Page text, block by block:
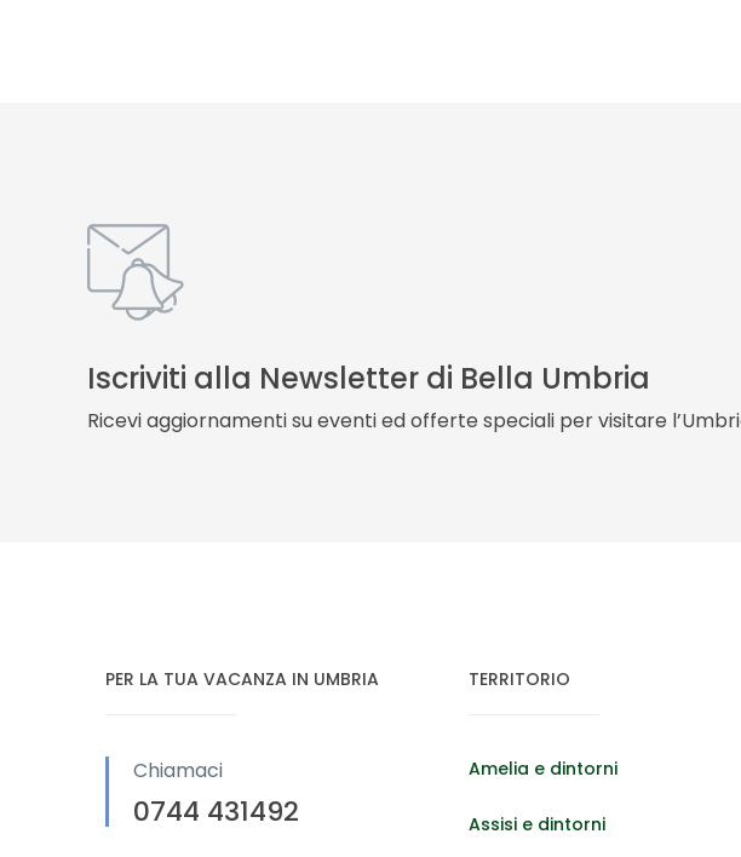
Iscriviti alla Newsletter di Bella Umbria
Ricevi aggiornamenti su eventi ed offerte speciali per visitare
PER LA TUA VACANZA IN UMBRIA
Chiamaci
0744 431492
TERRITORIO
Amelia e dintorni
Assisi e dintorni